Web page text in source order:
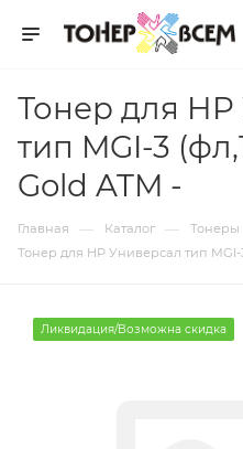
Тонер для
тип MGI-3
Gold ATM -
Главная — Каталог — Тонеры
Тонер для HP Универсал тип MGI-
Ликвидация/Возможна скидка